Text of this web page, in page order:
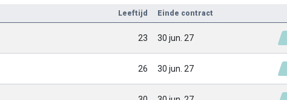
Leeftijd Einde contract
23 30 jun. 27
26 30 jun. 27